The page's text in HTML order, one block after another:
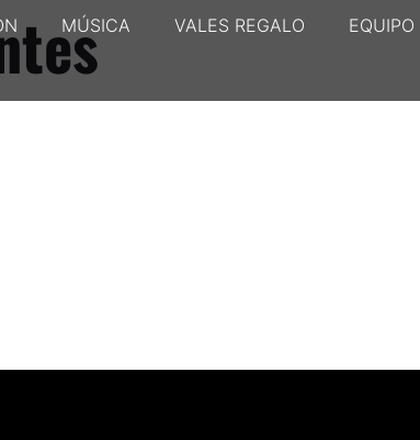
MÚSICA VALES REGALO EQUIPO